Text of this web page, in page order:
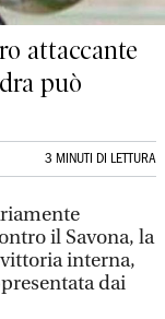
attaccante
può
3 MINUTI DI LETTURA
il Savona, la
interna,
dai